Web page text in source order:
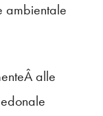
ambientale
alle